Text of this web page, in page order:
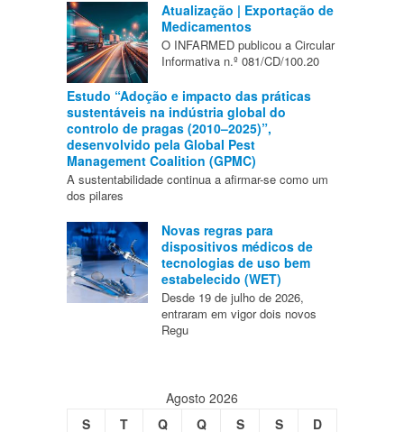
Atualização | Exportação de
Medicamentos
O INFARMED publicou a Circular
Informativa n.º 081/CD/100.20
Estudo “Adoção e impacto das práticas
sustentáveis na indústria global do
controlo de pragas (2010–2025)”,
desenvolvido pela Global Pest
Management Coalition (GPMC)
A sustentabilidade continua a afirmar-se como um
dos pilares
Novas regras para
dispositivos médicos de
tecnologias de uso bem
estabelecido (WET)
Desde 19 de julho de 2026,
entraram em vigor dois novos
Regu
Agosto 2026
S
T Q Q S S
D